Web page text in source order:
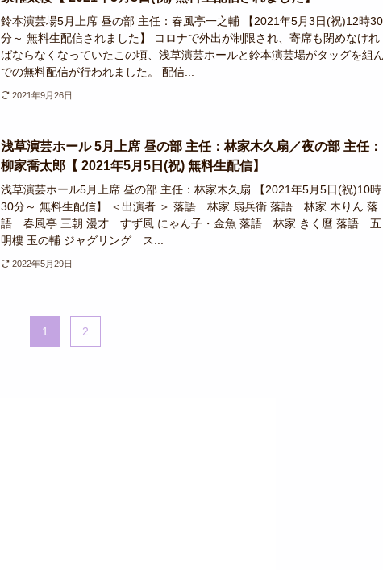
鈴本演芸場5月上席 昼の部 主任：春風亭一之輔 【2021年5月3日(祝)12時30
分～ 無料生配信されました】 コロナで外出が制限され、寄席も閉めなけれ
ばならなくなっていたこの頃、浅草演芸ホールと鈴本演芸場がタッグを組
での無料配信が行われました。 配信...
2021年9月26日
浅草演芸ホール 5月上席 昼の部 主任：林家木久扇／夜の部 主任：
柳家喬太郎【 2021年5月5日(祝) 無料生配信】
浅草演芸ホール5月上席 昼の部 主任：林家木久扇 【2021年5月5日(祝)10時
30分～ 無料生配信】 ＜出演者 ＞ 落語 林家 扇兵衛 落語 林家 木りん 落
語 春風亭 三朝 漫才 すず風 にゃん子・金魚 落語 林家 きく麿 落語 五
明樓 玉の輔 ジャグリング ス...
2022年5月29日
1 2